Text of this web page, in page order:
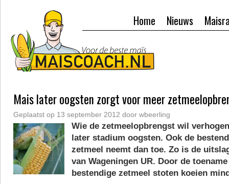
Nieuws
Home
Mais later oogsten zorgt voor meer
Geplaatst op 13 september 2012 door wbeerling
Wie de zetmeelopbrengst wil
later stadium oogsten. Ook de
zetmeel neemt dan toe. Zo is de
van Wageningen UR. Door de
bestendige zetmeel stoten koeien